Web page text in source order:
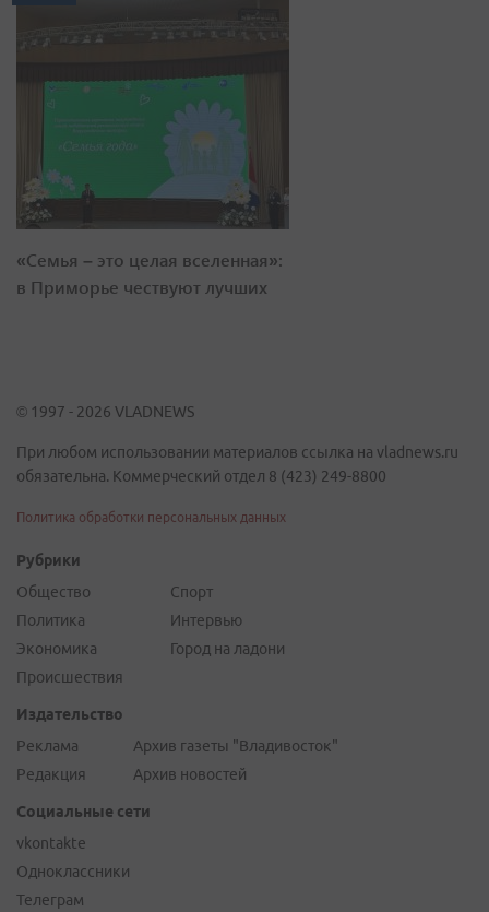
«Семья – это целая вселенная»:
в Приморье чествуют лучших
© 1997 - 2026 VLADNEWS
При любом использовании материалов ссылка на vladnews.ru
обязательна. Коммерческий отдел 8 (423) 249-8800
Политика обработки персональных данных
Рубрики
Общество
Политика
Экономика
Происшествия
Спорт
Интервью
Город на ладони
Издательство
Реклама
Редакция
Архив газеты "Владивосток"
Архив новостей
Социальные сети
vkontakte
Одноклассники
Телеграм